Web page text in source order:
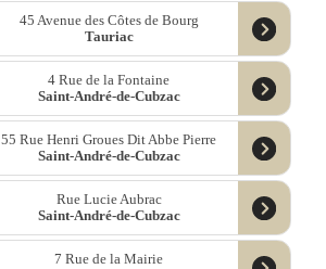
45 Avenue des Côtes de Bourg
Tauriac
4 Rue de la Fontaine
Saint-André-de-Cubzac
55 Rue Henri Groues Dit Abbe Pierre
Saint-André-de-Cubzac
Rue Lucie Aubrac
Saint-André-de-Cubzac
7 Rue de la Mairie